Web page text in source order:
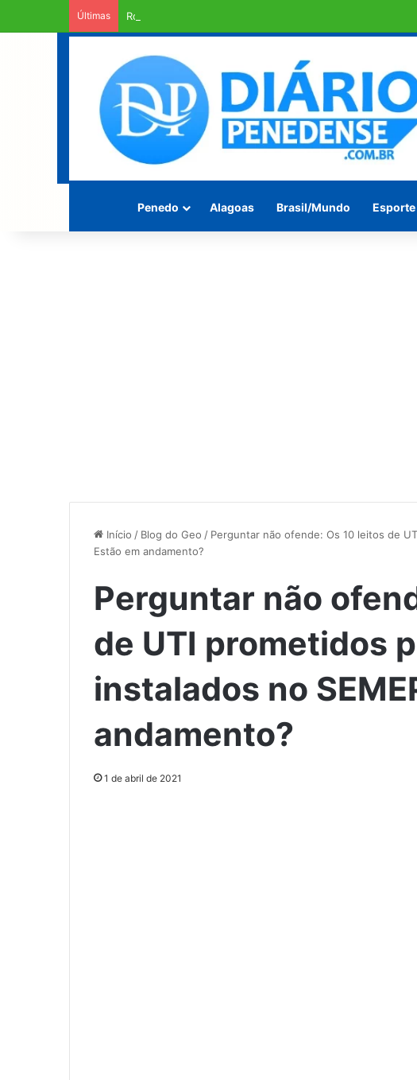
Últimas Rodovia Mario Freire Leahy, campeã de crateras em
Penedo Alagoas Brasil/Mundo Esporte
Início / Blog do Geo / Perguntar não ofende: Os 10 leitos de
Estão em andamento?
Perguntar não
de UTI prometidos
instalados no
andamento?
1 de abril de 2021